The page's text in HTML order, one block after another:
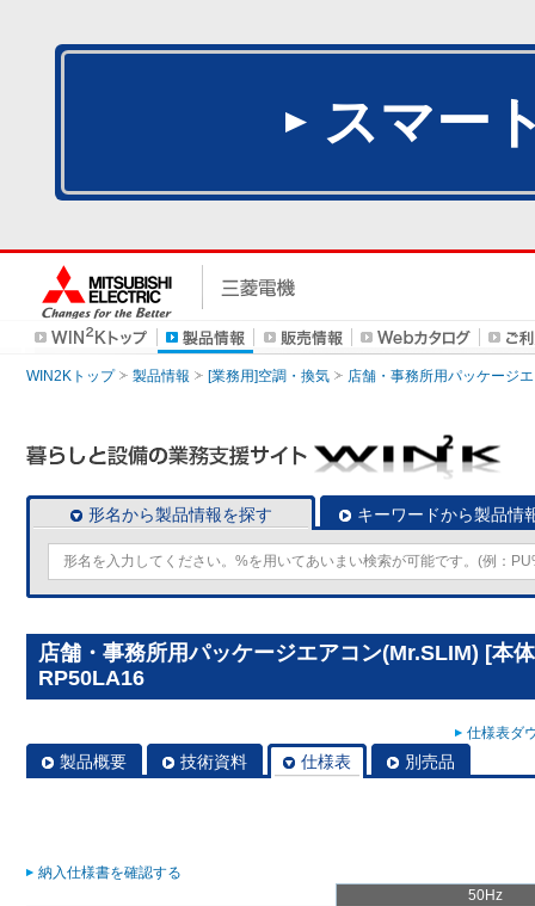
スマー
WIN2Kトップ 製品情報 [業務用]空調・換気 店舗・事務所用パッケージ
形名から製品情報を探す キーワードから製品情
店舗・事務所用パッケージエアコン(Mr.SLIM) [本
RP50LA16
仕様表ダ
製品概要 技術資料 仕様表 別売品
納入仕様書を確認する
50Hz